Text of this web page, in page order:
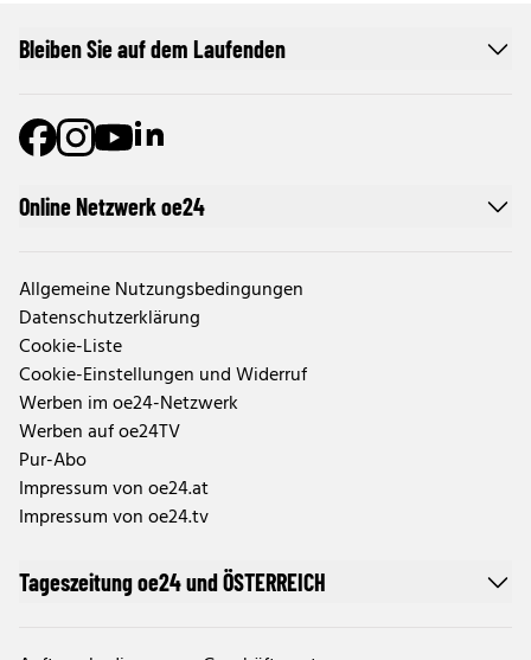
Online Netzwerk oe24
Allgemeine Nutzungsbedingungen
Datenschutzerklärung
Cookie-Liste
Cookie-Einstellungen und Widerruf
Werben im oe24-Netzwerk
Werben auf oe24TV
Pur-Abo
Impressum von oe24.at
Impressum von oe24.tv
Tageszeitung oe24 und ÖSTERREICH
Bleiben Sie auf dem Laufenden